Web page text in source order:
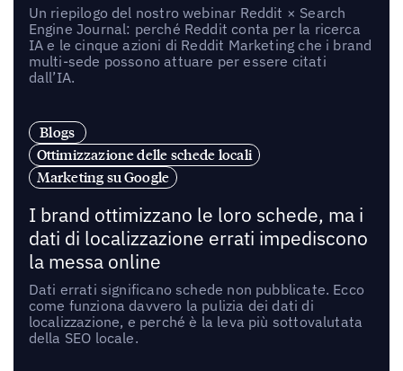
Un riepilogo del nostro webinar Reddit × Search
Engine Journal: perché Reddit conta per la ricerca
IA e le cinque azioni di Reddit Marketing che i brand
multi-sede possono attuare per essere citati
dall’IA.
Blogs
Ottimizzazione delle schede locali
Marketing su Google
I brand ottimizzano le loro schede, ma i
dati di localizzazione errati impediscono
la messa online
Dati errati significano schede non pubblicate. Ecco
come funziona davvero la pulizia dei dati di
localizzazione, e perché è la leva più sottovalutata
della SEO locale.